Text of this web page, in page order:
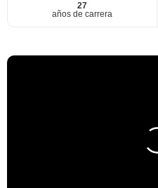
27
años de carrera